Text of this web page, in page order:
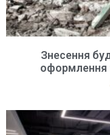
Знесення
оформлення